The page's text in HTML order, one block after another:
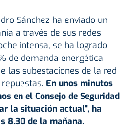
Sánchez ha enviado un
a través de sus redes
intensa, se ha logrado
de demanda energética
las subestaciones de la red
En unos minutos
en el Consejo de Seguridad
la situación actual", ha
8.30 de la mañana.